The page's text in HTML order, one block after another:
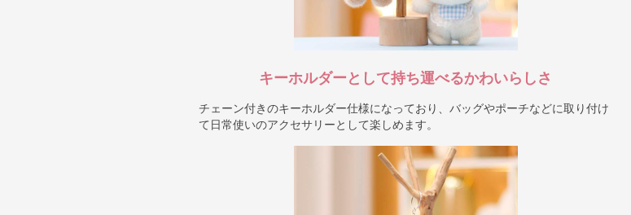
キーホルダーとして持ち運べるかわいらしさ
チェーン付きのキーホルダー仕様になっており、バッグやポーチなどに取り付け
て日常使いのアクセサリーとして楽しめます。